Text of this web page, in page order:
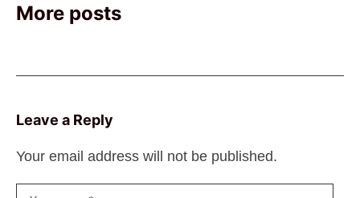
More posts
Leave a Reply
Your email address will not be published.